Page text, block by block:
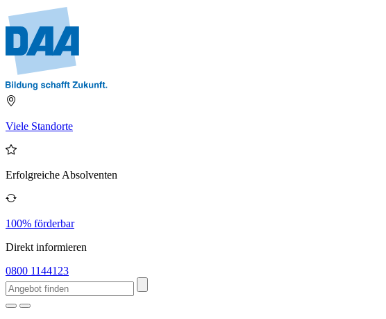
Viele Standorte
Erfolgreiche Absolventen
100% förderbar
Direkt informieren
0800 1144123